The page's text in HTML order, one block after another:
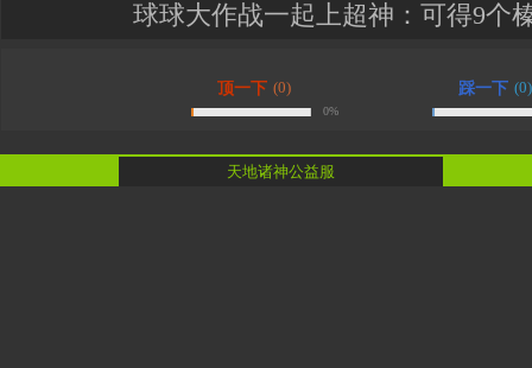
球球大作战一起上超神：可得9个
顶一下 (0)
0%
踩一下 (0)
天地诸神公益服